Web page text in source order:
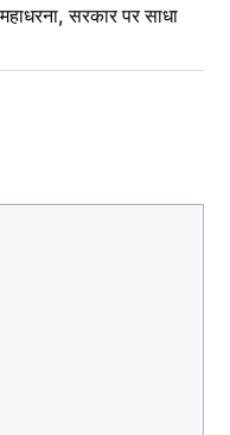
सरकार पर साधा